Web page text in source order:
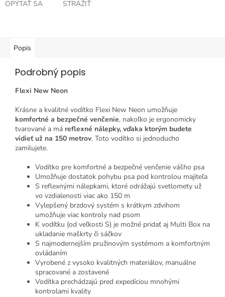
OPÝTAŤ SA STRÁŽIŤ
Popis
Podrobný popis
Flexi New Neon
Krásne a kvalitné vodítko Flexi New Neon umožňuje
komfortné a bezpečné venčenie, nakoľko je ergonomicky
tvarované a má reflexné nálepky, vďaka ktorým budete
vidieť už na 150 metrov. Toto vodítko si jednoducho
zamilujete.
Vodítko pre komfortné a bezpečné venčenie vášho psa
Umožňuje dostatok pohybu psa pod kontrolou majiteľa
S reflexnými nálepkami, ktoré odrážajú svetlomety už
vo vzdialenosti viac ako 150 m
Vylepšený brzdový systém s krátkym zdvihom
umožňuje viac kontroly nad psom
K vodítku (od veľkosti S) je možné pridať aj Multi Box na
ukladanie maškrty či sáčkov
S najmodernejším pružinovým systémom a komfortným
ovládaním
Vyrobené z vysoko kvalitných materiálov, manuálne
spracované a zostavené
Vodítka prechádzajú pred expedíciou mnohými
kontrolami kvality